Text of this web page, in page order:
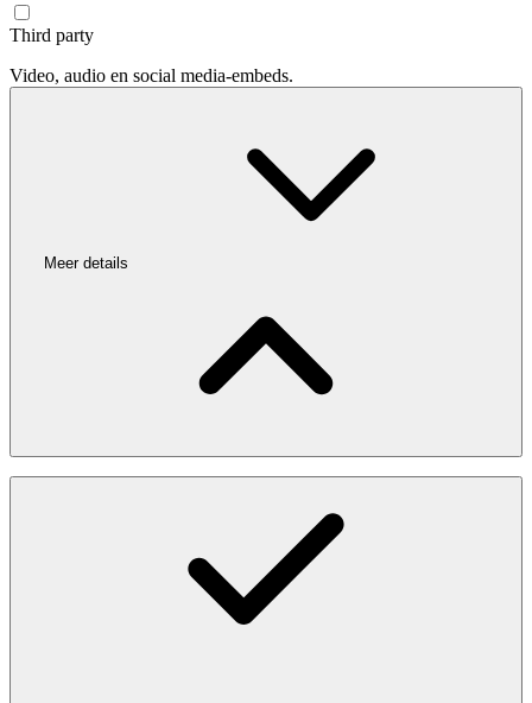
Third party
Video, audio en social media-embeds.
Meer details